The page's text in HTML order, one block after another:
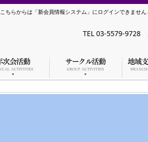
こちらからは「新会員情報システム」にログインできませ
TEL 03-5579-9728